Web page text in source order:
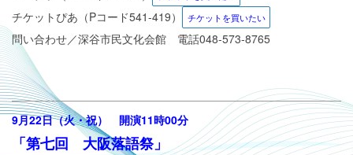
チケットぴあ（Pコード541-419） チケットを買いたい
問い合わせ／深谷市民文化会館 電話048-573-8765
9月22日（火・祝） 開演11時00分
「第七回 大阪落語祭」